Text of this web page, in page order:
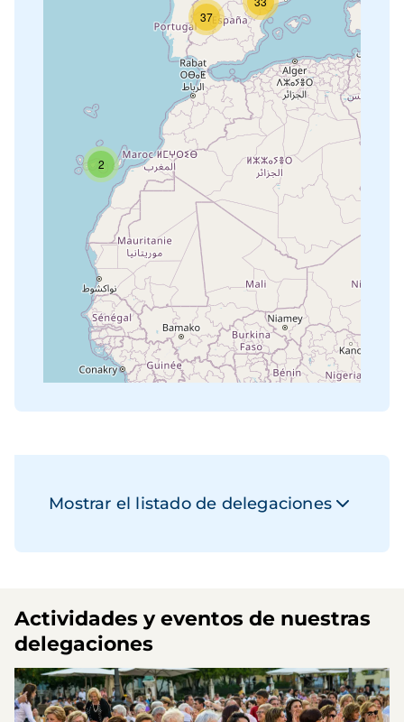
2
37
Mostrar el listado de delegaciones
Actividades y eventos de nuestras
delegaciones